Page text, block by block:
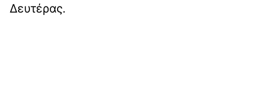
Δευτέρας.